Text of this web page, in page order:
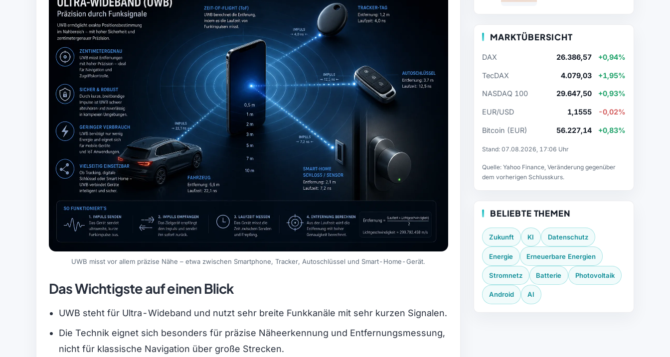
UWB misst vor allem präzise Nähe – etwa zwischen Smartphone, Tracker, Autoschlüssel und Smart-Home-Gerät.
Das Wichtigste auf einen Blick
UWB steht für Ultra-Wideband und nutzt sehr breite Funkkanäle mit sehr kurzen Signalen.
Die Technik eignet sich besonders für präzise Näheerkennung und Entfernungsmessung,
nicht für klassische Navigation über große Strecken.
MARKTÜBERSICHT
DAX 26.386,57 +0,94%
TecDAX 4.079,03 +1,95%
NASDAQ 100 29.647,50 +0,93%
EUR/USD 1,1555 -0,02%
Bitcoin (EUR) 56.227,14 +0,83%
Stand: 07.08.2026, 17:06 Uhr
Quelle: Yahoo Finance, Veränderung gegenüber
dem vorherigen Schlusskurs.
BELIEBTE THEMEN
Zukunft KI Datenschutz
Energie Erneuerbare Energien
Stromnetz Batterie Photovoltaik
Android AI